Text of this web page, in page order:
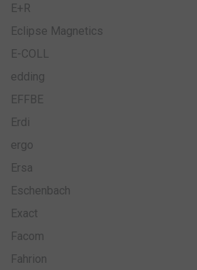
E+R
Eclipse Magnetics
E-COLL
edding
EFFBE
Erdi
ergo
Ersa
Eschenbach
Exact
Facom
Fahrion